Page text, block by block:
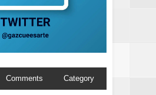
Comments Category